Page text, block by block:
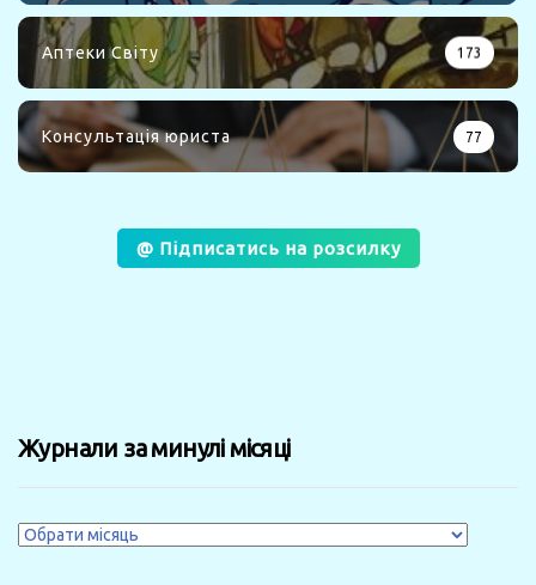
Аптеки Світу 173
Консультація юриста 77
@ Підписатись на розсилку
Журнали за минулі місяці
Журнали